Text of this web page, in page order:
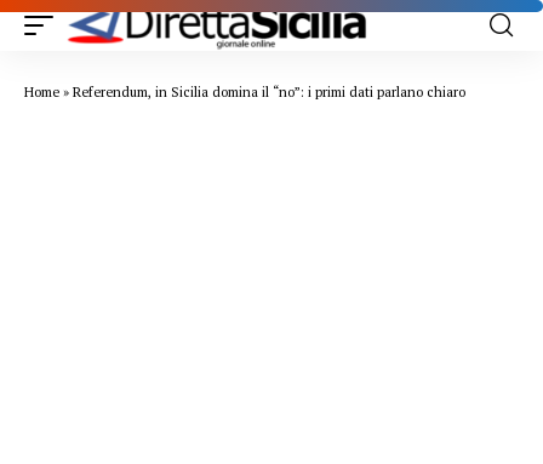
Home » Referendum, in Sicilia domina il “no”: i primi dati parlano chiaro